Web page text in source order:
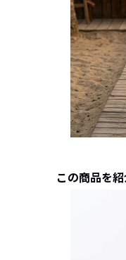
この商品を